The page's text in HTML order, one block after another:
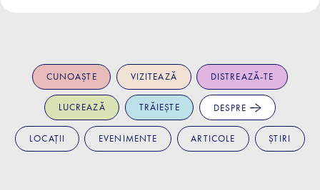
CUNOAȘTE VIZITEAZĂ DISTREAZĂ-TE
LUCREAZĂ TRĂIEȘTE DESPRE
LOCAȚII EVENIMENTE ARTICOLE ȘTIRI